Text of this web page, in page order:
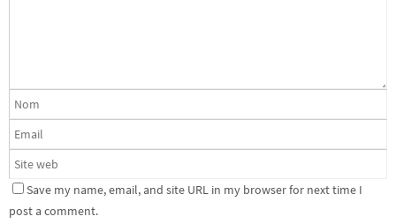
Save my name, email, and site URL in my browser for next time I
post a comment.